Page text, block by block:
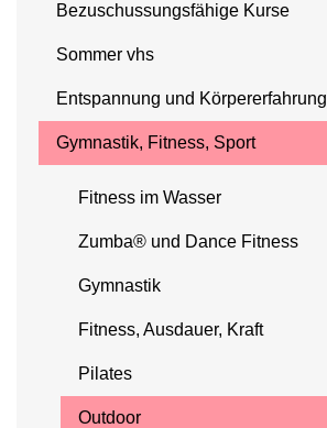
Bezuschussungsfähige Kurse
Sommer vhs
Entspannung und Körpererfahrung
Gymnastik, Fitness, Sport
Fitness im Wasser
Zumba® und Dance Fitness
Gymnastik
Fitness, Ausdauer, Kraft
Pilates
Outdoor